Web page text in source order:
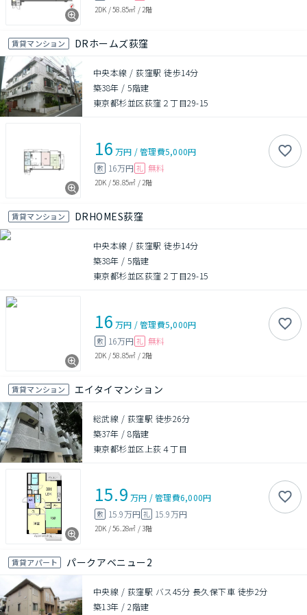
2DK /58.85㎡ / 2階
賃貸マンション DRホームズ荻窪
中央本線 / 荻窪駅 徒歩14分
築38年 /5階建
東京都杉並区荻窪２丁目29-15
16 万円 /管理費5,000円
敷 16万円 礼 無料
2DK /58.85㎡ / 2階
賃貸マンション DRHOMES荻窪
中央本線 / 荻窪駅 徒歩14分
築38年 /5階建
東京都杉並区荻窪２丁目29-15
16 万円 /管理費5,000円
敷 16万円 礼 無料
2DK /58.85㎡ / 2階
賃貸マンション エイタイマンション
総武線 / 荻窪駅 徒歩26分
築37年 /8階建
東京都杉並区上荻４丁目
15.9 万円 /管理費6,000円
敷 15.9万円 礼 15.9万円
2DK /56.28㎡ /3階
賃貸アパート パークアベニュー2
中央線 / 荻窪駅 バス45分 長久保下車 徒歩2分
築13年 /2階建